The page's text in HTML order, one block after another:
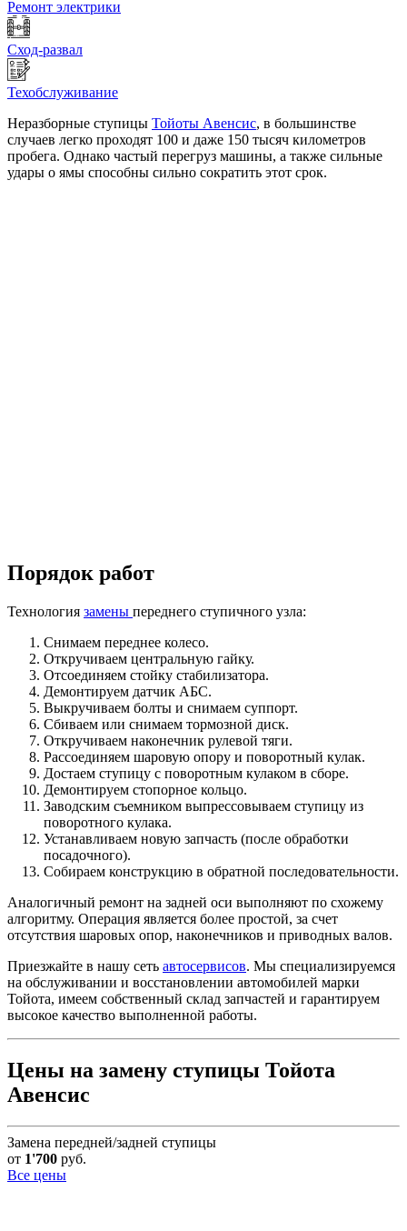
Ремонт электрики
Сход-развал
Техобслуживание
Неразборные ступицы Тойоты Авенсис, в большинстве
случаев легко проходят 100 и даже 150 тысяч километров
пробега. Однако частый перегруз машины, а также сильные
удары о ямы способны сильно сократить этот срок.
Порядок работ
Технология замены переднего ступичного узла:
Снимаем переднее колесо.
Откручиваем центральную гайку.
Отсоединяем стойку стабилизатора.
Демонтируем датчик АБС.
Выкручиваем болты и снимаем суппорт.
Сбиваем или снимаем тормозной диск.
Откручиваем наконечник рулевой тяги.
Рассоединяем шаровую опору и поворотный кулак.
Достаем ступицу с поворотным кулаком в сборе.
Демонтируем стопорное кольцо.
Заводским съемником выпрессовываем ступицу из
поворотного кулака.
Устанавливаем новую запчасть (после обработки
посадочного).
Собираем конструкцию в обратной последовательности.
Аналогичный ремонт на задней оси выполняют по схожему
алгоритму. Операция является более простой, за счет
отсутствия шаровых опор, наконечников и приводных валов.
Приезжайте в нашу сеть автосервисов. Мы специализируемся
на обслуживании и восстановлении автомобилей марки
Тойота, имеем собственный склад запчастей и гарантируем
высокое качество выполненной работы.
Цены на замену ступицы Тойота
Авенсис
Замена передней/задней ступицы
от 1'700 руб.
Все цены